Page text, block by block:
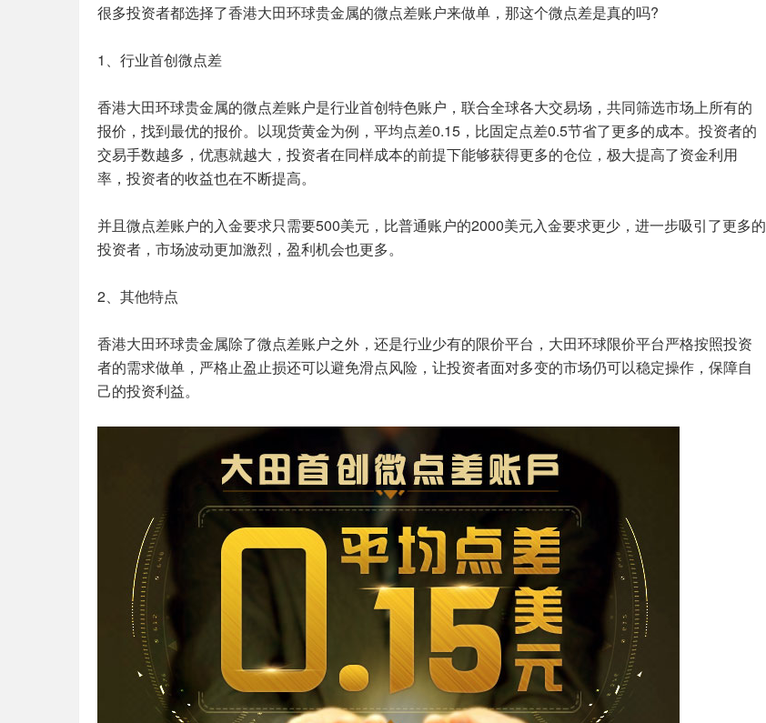
很多投资者都选择了香港大田环球贵金属的微点差账户来做单，那这个微点差是真的吗?
1、行业首创微点差
香港大田环球贵金属的微点差账户是行业首创特色账户，联合全球各大交易场，共同筛选市场上所有的
报价，找到最优的报价。以现货黄金为例，平均点差0.15，比固定点差0.5节省了更多的成本。投资者的
交易手数越多，优惠就越大，投资者在同样成本的前提下能够获得更多的仓位，极大提高了资金利用
率，投资者的收益也在不断提高。
并且微点差账户的入金要求只需要500美元，比普通账户的2000美元入金要求更少，进一步吸引了更多的
投资者，市场波动更加激烈，盈利机会也更多。
2、其他特点
香港大田环球贵金属除了微点差账户之外，还是行业少有的限价平台，大田环球限价平台严格按照投资
者的需求做单，严格止盈止损还可以避免滑点风险，让投资者面对多变的市场仍可以稳定操作，保障自
己的投资利益。